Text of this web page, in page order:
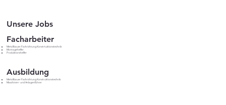
Unsere Jobs
Facharbeiter
Metallbauer Fachrichtung Konstrtuktionstechnik
Montagehelfer
Produktionshelfer
Ausbildung
Metallbauer Fachrichtung Konstruktionstechnik
Maschinen- und Anlagenführer